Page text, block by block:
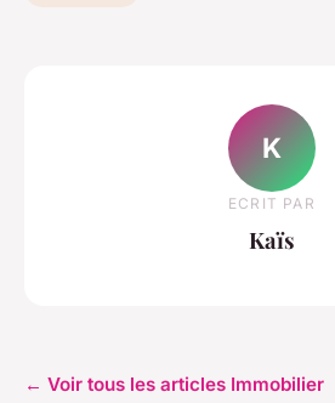
K
ECRIT PAR
Kaïs
← Voir tous les articles Immobilier